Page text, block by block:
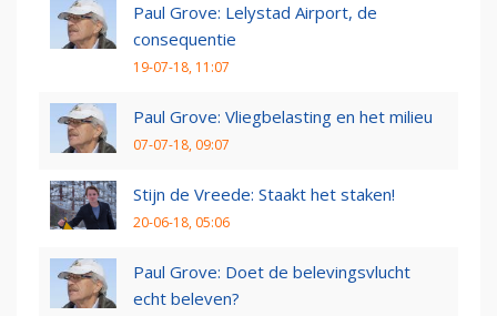
Paul Grove: Lelystad Airport, de
consequentie
19-07-18, 11:07
Paul Grove: Vliegbelasting en het milieu
07-07-18, 09:07
Stijn de Vreede: Staakt het staken!
20-06-18, 05:06
Paul Grove: Doet de belevingsvlucht
echt beleven?